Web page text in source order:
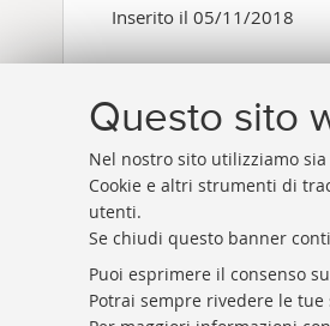
Questo sito
Nel nostro sito utilizziamo
Cookie e altri strumenti di
utenti.
Se chiudi questo banner
Puoi esprimere il consenso
Potrai sempre rivedere le
Inserito il 05/11/2018
Rubrica di Ateneo
Rss
Statistiche